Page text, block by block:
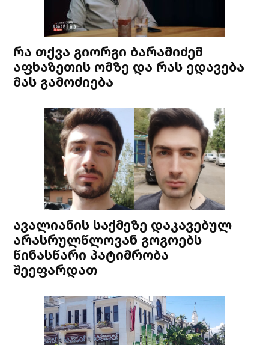
რა თქვა გიორგი ბარამიძემ
აფხაზეთის ომზე და რას ედავება
მას გამოძიება
ავალიანის საქმეზე დაკავებულ
არასრულწლოვან გოგოებს
წინასწარი პატიმრობა
შეეფარდათ